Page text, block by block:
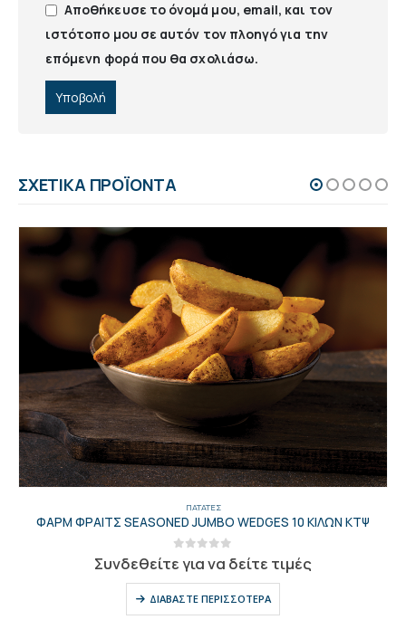
Αποθήκευσε το όνομά μου, email, και τον
ιστότοπο μου σε αυτόν τον πλοηγό για την
επόμενη φορά που θα σχολιάσω.
ΣΧΕΤΙΚΆ ΠΡΟΪΌΝΤΑ
ΠΑΤΆΤΕΣ
ΦΑΡΜ ΦΡΑΙΤΣ SEASONED JUMBO WEDGES 10 ΚΙΛΩΝ ΚΤΨ
out of 5
Συνδεθείτε για να δείτε τιμές
ΔΙΑΒΆΣΤΕ ΠΕΡΙΣΣΌΤΕΡΑ